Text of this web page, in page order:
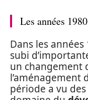
Les années
Dans les
subi
un changement
l’aménagement
période a vu